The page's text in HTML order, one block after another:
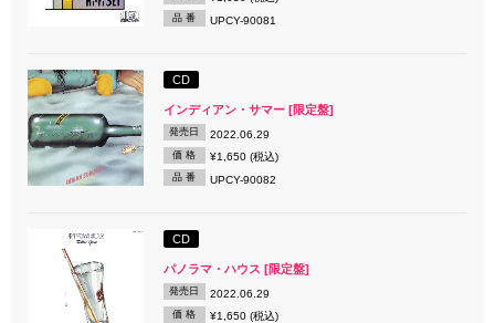
品 番 UPCY-90081
CD
インディアン・サマー [限定盤]
発売日 2022.06.29
価 格 ¥1,650 (税込)
品 番 UPCY-90082
CD
パノラマ・ハウス [限定盤]
発売日 2022.06.29
価 格 ¥1,650 (税込)